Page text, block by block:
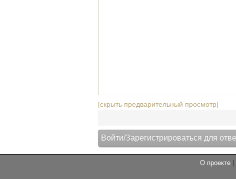
[скрыть предварительный просмотр]
О проекте